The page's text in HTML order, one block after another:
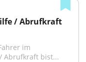
/ Abrufkraft
im
Abrufkraft bist...